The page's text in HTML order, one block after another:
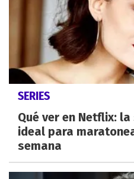
SERIES
Qué ver en Netflix:
ideal para
semana